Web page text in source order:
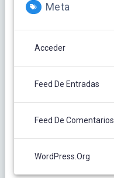
Meta
Acceder
Feed De Entradas
Feed De Comentarios
WordPress.org